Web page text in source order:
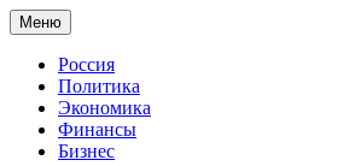
Меню
Россия
Политика
Экономика
Финансы
Бизнес